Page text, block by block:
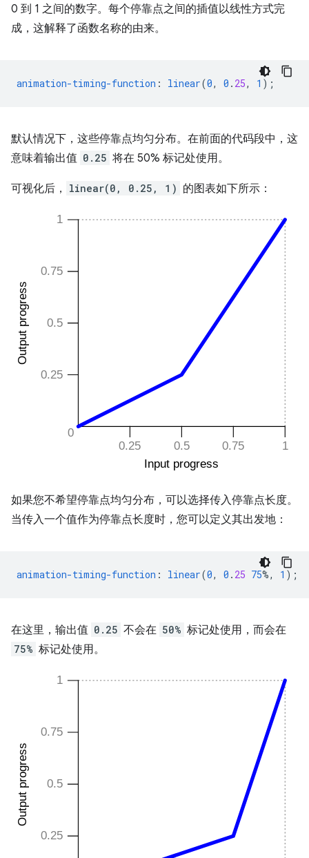
0 到 1 之间的数字。每个停靠点之间的插值以线性方式完
成，这解释了函数名称的由来。
animation-timing-function : linear(0, 0 . 25, 1 );
默认情况下，这些停靠点均匀分布。在前面的代码段中，这
意味着输出值 0.25 将在 50% 标记处使用。
可视化后， linear(0, 0.25, 1) 的图表如下所示：
如果您不希望停靠点均匀分布，可以选择传入停靠点长度。
当传入一个值作为停靠点长度时，您可以定义其出发地：
animation-timing-function : linear(0, 0 . 25 75%, 1 );
在这里，输出值 0.25 不会在 50% 标记处使用，而会在
75% 标记处使用。